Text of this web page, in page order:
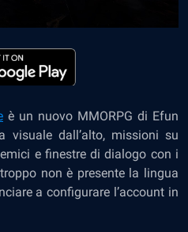
è un nuovo MMORPG di Efun
visuale dall’alto, missioni su
e finestre di dialogo con i
non è presente la lingua
a configurare l’account in